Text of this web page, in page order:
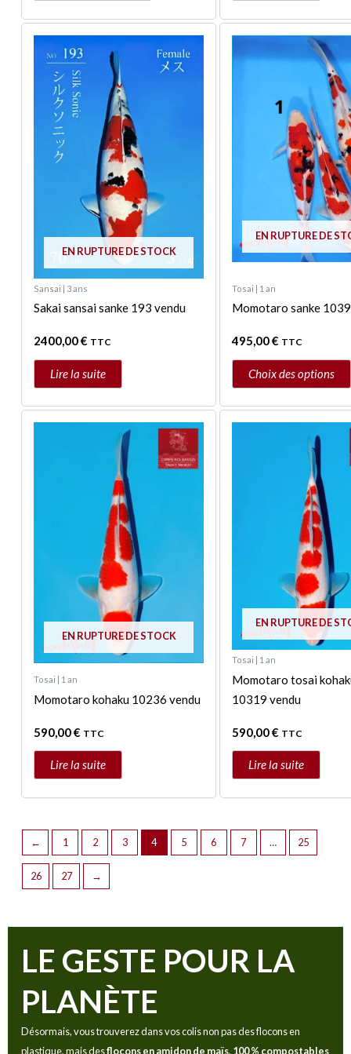
EN RUPTURE DE STOCK
Sansai | 3 ans
Sakai sansai sanke 193 vendu
2400,00€ TTC
Lire la suite
EN RUPTURE DE
Tosai | 1 an
Momotaro sanke
495,00€ TTC
Choix des options
la
du
produit
EN RUPTURE DE STOCK
Tosai | 1 an
Momotaro kohaku 10236 vendu
590,00€ TTC
Lire la suite
EN RUPTURE DE
Tosai | 1 an
Momotaro tosai
10319 vendu
590,00€ TTC
Lire la suite
← 1 2 3 4 5 6 7 … 25
26 27 →
LE GESTE POUR LA
PLANÈTE
Désormais, vous trouverez dans vos colis non pas des flocons en
plastique, mais desflocons en amidon de maïs, 100 % compostables